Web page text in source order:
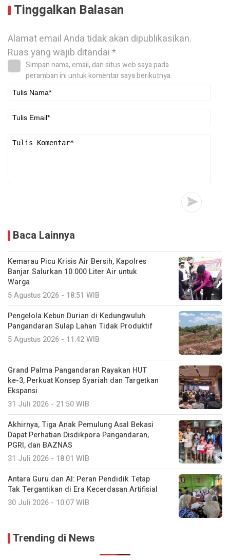
Tinggalkan Balasan
Alamat email Anda tidak akan dipublikasikan.
Ruas yang wajib ditandai*
Simpan nama, email, dan situs web saya pada
peramban ini untuk komentar saya berikutnya.
Baca Lainnya
Kemarau Picu Krisis Air Bersih, Kapolres
Banjar Salurkan 10.000 Liter Air untuk
Warga
5 Agustus 2026 - 18:51 WIB
Pengelola Kebun Durian di Kedungwuluh
Pangandaran Sulap Lahan Tidak Produktif ‎
5 Agustus 2026 - 11:42 WIB
Grand Palma Pangandaran Rayakan HUT
ke-3, Perkuat Konsep Syariah dan Targetkan
Ekspansi
31 Juli 2026 - 21:50 WIB
Akhirnya, Tiga Anak Pemulung Asal Bekasi
Dapat Perhatian Disdikpora Pangandaran,
PGRI, dan BAZNAS
31 Juli 2026 - 18:01 WIB
Antara Guru dan AI: Peran Pendidik Tetap
Tak Tergantikan di Era Kecerdasan Artifisial
30 Juli 2026 - 10:07 WIB
Trending di News